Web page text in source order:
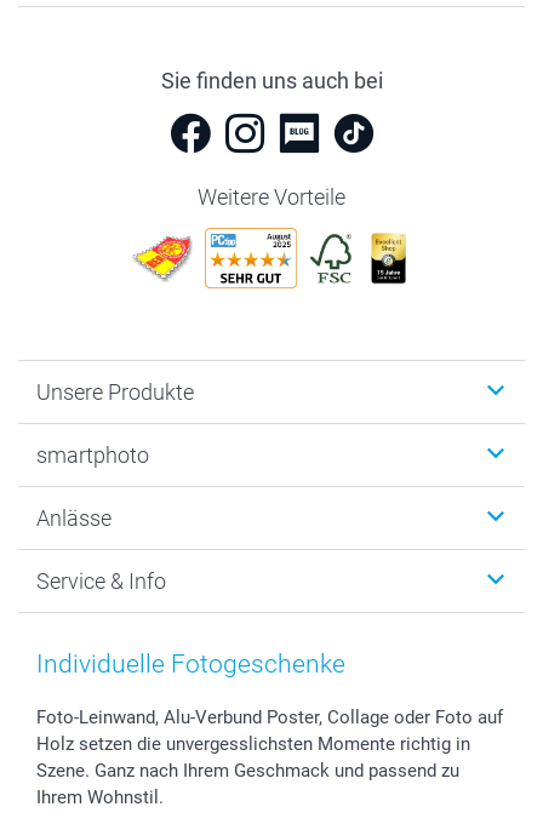
Sie finden uns auch bei
Weitere Vorteile
Unsere Produkte
Fotogeschenke
MyNameBook
Fotoabzüge, Fotos als Buch & Poster
Zubehör & Material
Foto-Kalender & Agenden
Sticker & Etiketten
Geschenk-Gutscheine (PDF)
smartphoto
Warum smartphoto
Datenschutz
AGB
Presse
Partnerprogramme
Investor Relations
B2B smartbusiness
Anlässe
Neujahr
Muttertag
Kommunion & Konfirmation
Hochzeit
Geburtstag
Geburt
Service & Info
Preise und Versandkosten
48h Lieferung
Zahlungsmöglichkeiten
Anmelden /Registrieren
Sitemap
Individuelle Fotogeschenke
Foto-Leinwand, Alu-Verbund Poster, Collage oder Foto auf
Holz setzen die unvergesslichsten Momente richtig in
Szene. Ganz nach Ihrem Geschmack und passend zu
Ihrem Wohnstil.